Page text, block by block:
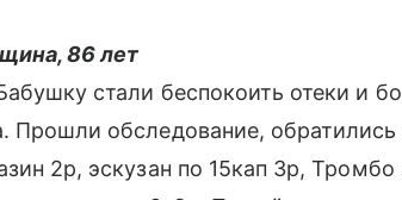
86 лет
стали беспокоить отеки и
Прошли обследование,
2р, эскузан по 15кап 3р,